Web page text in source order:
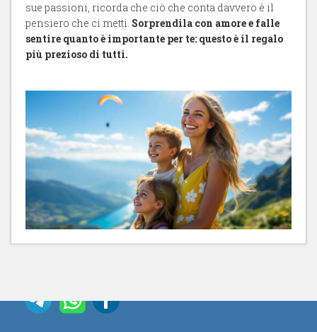
sue passioni, ricorda che ciò che conta davvero è il
pensiero che ci metti. Sorprendila con amore e falle
sentire quanto è importante per te: questo è il regalo
più prezioso di tutti.